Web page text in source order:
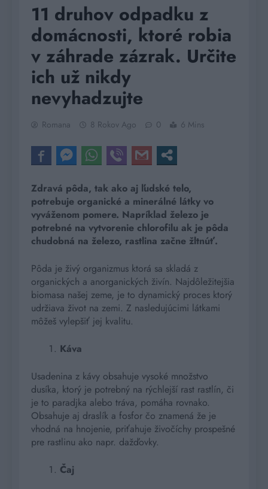
11 druhov odpadku z
domácnosti, ktoré robia
v záhrade zázrak. Určite
ich už nikdy
nevyhadzujte
Romana 8 Rokov Ago 0 6 Mins
Zdravá pôda, tak ako aj ľudské telo,
potrebuje organické a minerálné látky vo
vyváženom pomere. Napríklad železo je
potrebné na vytvorenie chlorofilu ak je pôda
chudobná na železo, rastlina začne žltnúť.
Pôda je živý organizmus ktorá sa skladá z
organických a anorganických živín. Najdôležitejšia
biomasa našej zeme, je to dynamický proces ktorý
udržiava život na zemi. Z nasledujúcimi látkami
môžeš vylepšiť jej kvalitu.
Káva
Usadenina z kávy obsahuje vysoké množstvo
dusíka, ktorý je potrebný na rýchlejší rast rastlín, či
je to paradjka alebo tráva, pomáha rovnako.
Obsahuje aj draslík a fosfor čo znamená že je
vhodná na hnojenie, priťahuje živočíchy prospešné
pre rastlinu ako napr. dažďovky.
Čaj